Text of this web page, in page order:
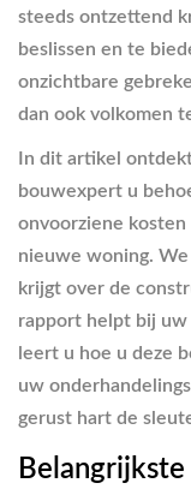
steeds ontzettend
beslissen en te
onzichtbare
dan ook volkomen
In dit artikel
bouwexpert u
onvoorziene
nieuwe woning.
krijgt over de
rapport helpt bij uw
leert u hoe u deze
uw
gerust hart de